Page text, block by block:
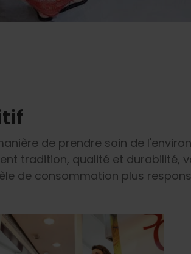
de prendre soin de
tradition, qualité et durabilité,
de consommation plus